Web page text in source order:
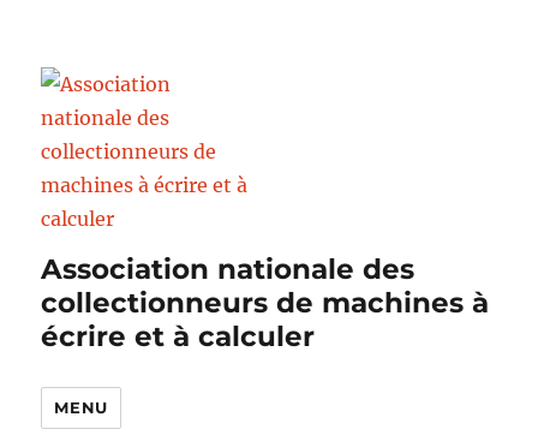
Association nationale des
collectionneurs de machines à
écrire et à calculer
MENU